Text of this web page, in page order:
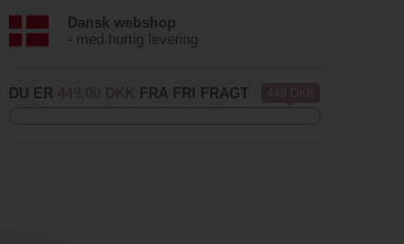
Dansk webshop
- med hurtig levering
DU ER FRA FRI FRAGT